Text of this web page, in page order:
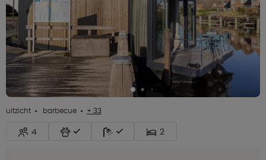
uitzicht barbecue + 33
4 2